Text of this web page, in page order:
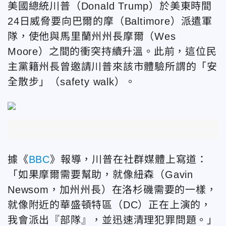
美國總統川普（Donald Trump）於美東時間
24日威脅要向巴爾的摩（Baltimore）派遣軍
隊，使他與馬里蘭州州長摩爾（Wes
Moore）之間的衝突持續升溫。此前，這位民
主黨籍州長曾邀請川普來該市體驗所謂的「安
全散步」（safety walk）。
據《BBC》報導，川普在社群媒體上寫道：
「如果摩爾需要幫助，就像紐森（Gavin
Newsom，加州州長）在洛杉磯需要的一樣，
就像附近的華盛頓特區（DC）正在上演的，
我會派出『部隊』，並迅速清理犯罪問題。」